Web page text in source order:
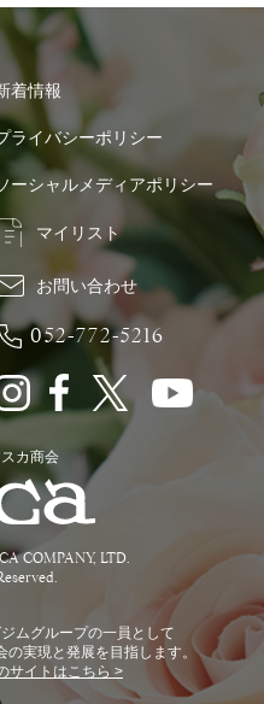
着情報
ライバシーポリシー
ーシャルメディアポリシー
マイリスト
お問い合わせ
052-772-5216
カ商会
COMPANY, LTD.
ムグループの一員として
の実現と発展を目指します。
サイトはこちら >